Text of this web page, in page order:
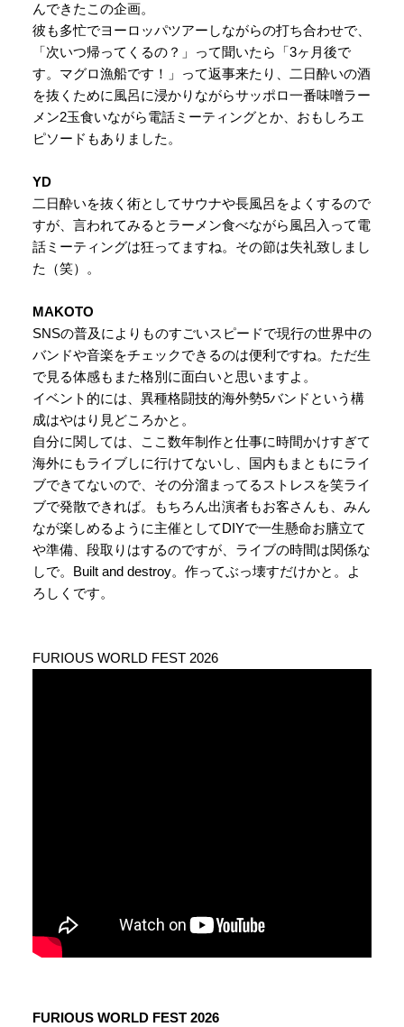
んできたこの企画。
彼も多忙でヨーロッパツアーしながらの打ち合わせで、
「次いつ帰ってくるの？」って聞いたら「3ヶ月後で
す。マグロ漁船です！」って返事来たり、二日酔いの酒
を抜くために風呂に浸かりながらサッポロ一番味噌ラー
メン2玉食いながら電話ミーティングとか、おもしろエ
ピソードもありました。
YD
二日酔いを抜く術としてサウナや長風呂をよくするので
すが、言われてみるとラーメン食べながら風呂入って電
話ミーティングは狂ってますね。その節は失礼致しまし
た（笑）。
MAKOTO
SNSの普及によりものすごいスピードで現行の世界中の
バンドや音楽をチェックできるのは便利ですね。ただ生
で見る体感もまた格別に面白いと思いますよ。
イベント的には、異種格闘技的海外勢5バンドという構
成はやはり見どころかと。
自分に関しては、ここ数年制作と仕事に時間かけすぎて
海外にもライブしに行けてないし、国内もまともにライ
ブできてないので、その分溜まってるストレスを笑ライ
ブで発散できれば。もちろん出演者もお客さんも、みん
なが楽しめるように主催としてDIYで一生懸命お膳立て
や準備、段取りはするのですが、ライブの時間は関係な
しで。Built and destroy。作ってぶっ壊すだけかと。よ
ろしくです。
FURIOUS WORLD FEST 2026
FURIOUS WORLD FEST 2026